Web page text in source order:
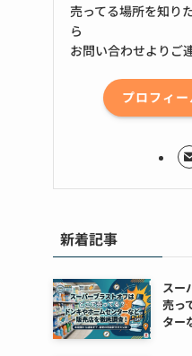
売ってる場所を知り
ら
お問い合わせよりご
プロフィ
新着記事
スー
売っ
ター